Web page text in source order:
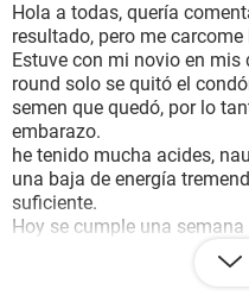
BIENESTAR
SEXUALIDAD
GLOSARIO
Hola a todas, quería
resultado, pero me carcome
Estuve con mi novio en
round solo se quitó el
semen que quedó, por lo
embarazo.
he tenido mucha acides,
una baja de energía
suficiente.
Hoy se cumple una
estuvimos juntos de nuevo,
sensaciones estaban al